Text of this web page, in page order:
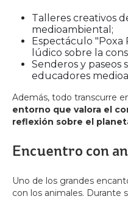
Talleres creativos
medioambiental;
Espectáculo
lúdico sobre la
Senderos y paseos
educadores
Además, todo transcurre
entorno que valora el
reflexión sobre el
Encuentro con
Uno de los grandes
con los animales. Durante